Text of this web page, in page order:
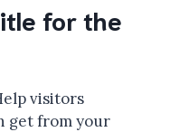
for the
visitors
get from your